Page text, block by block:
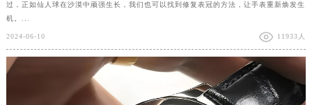
过，正如仙人球在沙漠中顽强生长，我们也可以找到修复表冠的方法，让手表重新焕发生
机。...
2024-06-10 11933人